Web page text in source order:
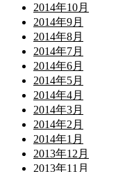
2014年10月
2014年9月
2014年8月
2014年7月
2014年6月
2014年5月
2014年4月
2014年3月
2014年2月
2014年1月
2013年12月
2013年11月